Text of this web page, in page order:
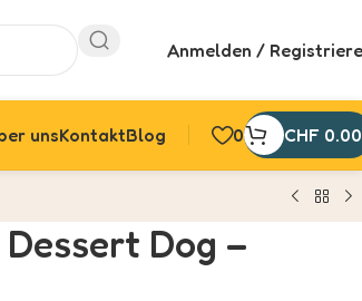
Anmelden /
unsKontaktBlog 0 CHF 0.00
Dog –